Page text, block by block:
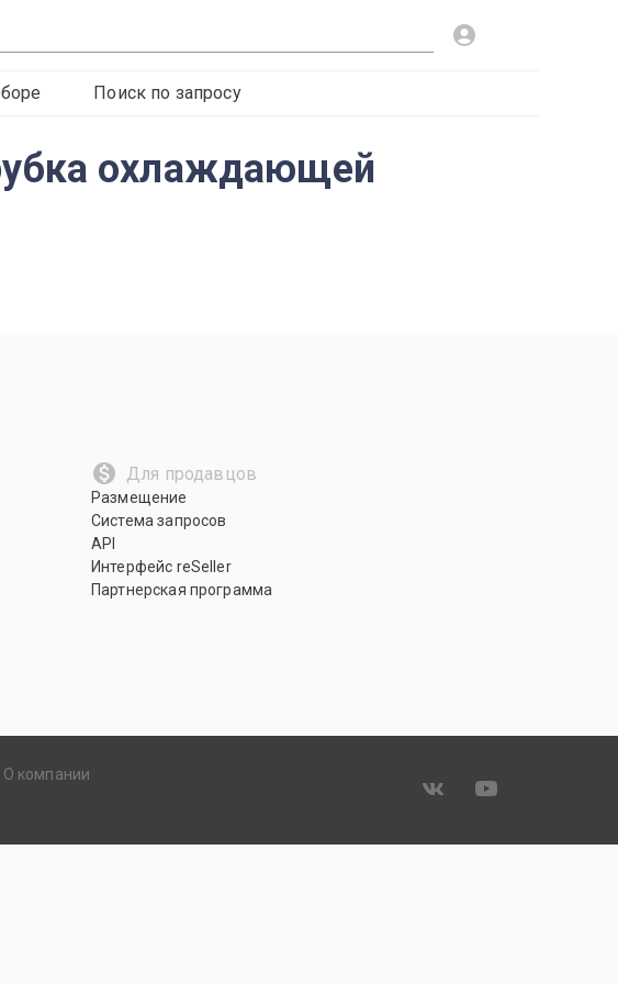
Поиск по запросу
охлаждающей
Для продавцов
Размещение
Система запросов
API
Интерфейс reSeller
Партнерская программа
О компании